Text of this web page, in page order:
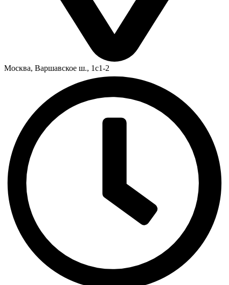
Москва, Варшавское ш., 1с1-2